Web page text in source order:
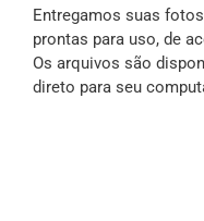
Entregamos suas
prontas para uso, de
Os arquivos são
direto para seu